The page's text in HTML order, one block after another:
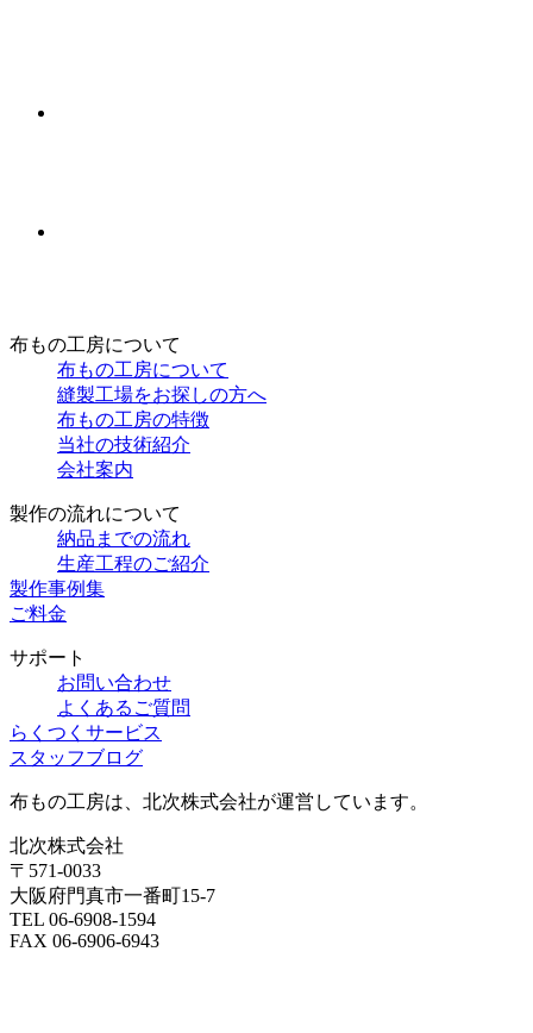
布もの工房について
布もの工房について
縫製工場をお探しの方へ
布もの工房の特徴
当社の技術紹介
会社案内
製作の流れについて
納品までの流れ
生産工程のご紹介
製作事例集
ご料金
サポート
お問い合わせ
よくあるご質問
らくつくサービス
スタッフブログ
布もの工房は、北次株式会社が運営しています。
北次株式会社
〒571-0033
大阪府門真市一番町15-7
TEL 06-6908-1594
FAX 06-6906-6943